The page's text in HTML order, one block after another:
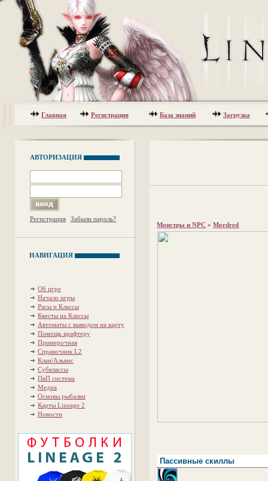
Главная Регистрация База знаний Загрузка
АВТОРИЗАЦИЯ
Регистрация Забыли пароль?
НАВИГАЦИЯ
Об игре
Начало игры
Расы и Классы
Квесты на Классы
Автоматы с выводом на карту
Помощь крафтеру
Примерочная
Справочник L2
Клан/Альянс
Субклассы
ПвП система
Медиа
Основы рыбалки
Карты Lineage 2
Новости
Монстры и NPC »Mordred
Пассивные скиллы